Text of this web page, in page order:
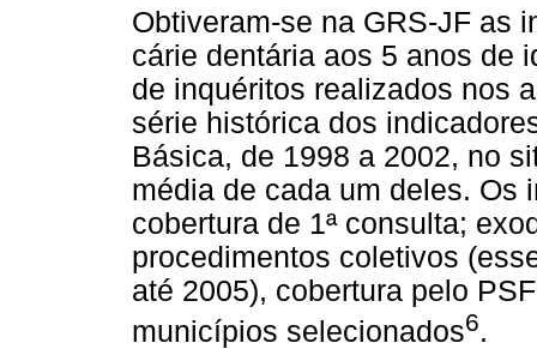
Obtiveram-se na GRS-JF as
cárie dentária aos 5 anos de
de inquéritos realizados nos
série histórica dos
Básica, de 1998 a 2002, no
média de cada um deles. Os
cobertura de 1ª consulta;
procedimentos coletivos
até 2005), cobertura pelo
municípios selecionados6.